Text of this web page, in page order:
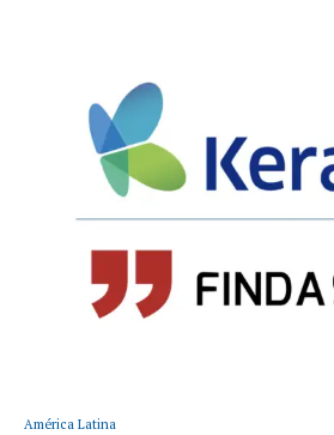
América Latina